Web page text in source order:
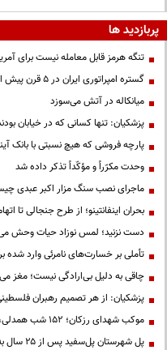
پربازدید ها
تنگه هرمز قابل معامله نیست برای
گستره امپراتوری ایران در ۵ قرن پیش از میلاد؛ تصویری از ایران ۲۵ قرن پیش
میانکاله در آتش می‌سوزد
پزشکیان: تنها کسانی که در خیابان
پارچه فروشی که هیچ نسبتی با بانک
وحدت مکرّراً و مؤکّداً تذکر داده شد
ماجرای نصب سنگ مزار اکبر عبدی
بحران اینفانتینو؛ از طرح جنجالی تا
دست نزنید؛ لمس نوزاد حیات وحش
تأملی بر خسارت‌های نامرئی وارد شده
چاقی به دلیل بی‌ارادگی نیست؛ مغز
پزشکیان: از هر تصمیم رهبران
موکب شهدای رزکان؛ ۱۵۲ شب همدلی، خدمت و میزبانی از مردم ولایت‌مدار شهریار
پل شهرستان پل‌سفید پس از ۲۵ سال به مرحله بهره‌برداری رسید